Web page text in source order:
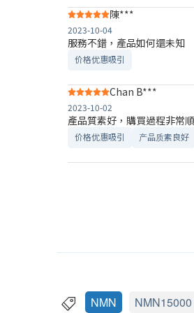
陳***
2023-10-04
服務不錯，產品如何還未知
价格优惠吸引
Chan B***
2023-10-02
產品質素好，購買過程非常
价格优惠吸引 产品质素良好
NMN NMN15000